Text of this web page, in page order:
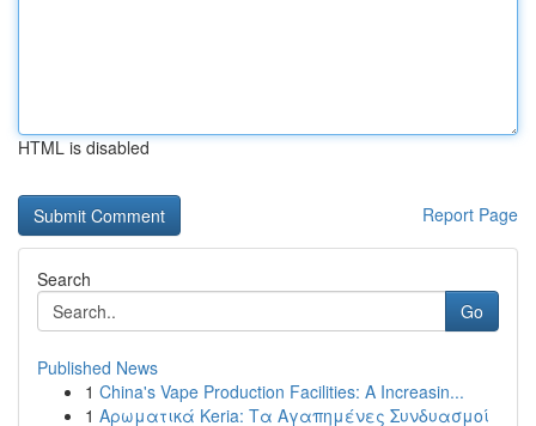
HTML is disabled
Report Page
Search
Go
Published News
1 China's Vape Production Facilities: A Increasin...
1 Αρωματικά Keria: Τα Αγαπημένες Συνδυασμοί